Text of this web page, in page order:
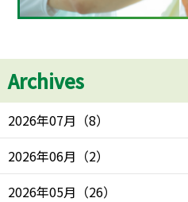
Archives
2026年07月 （8）
2026年06月 （2）
2026年05月 （26）